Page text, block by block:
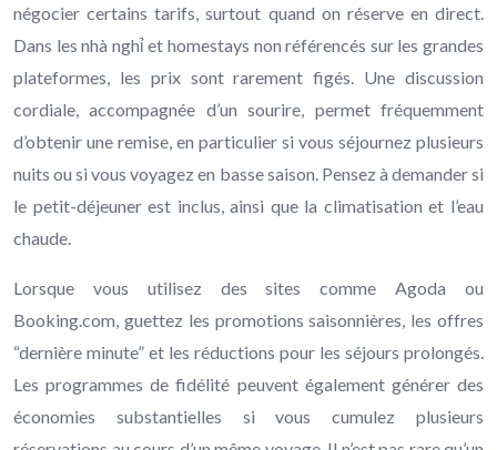
négocier certains tarifs, surtout quand on réserve en direct.
Dans les nhà nghỉ et homestays non référencés sur les grandes
plateformes, les prix sont rarement figés. Une discussion
cordiale, accompagnée d’un sourire, permet fréquemment
d’obtenir une remise, en particulier si vous séjournez plusieurs
nuits ou si vous voyagez en basse saison. Pensez à demander si
le petit-déjeuner est inclus, ainsi que la climatisation et l’eau
chaude.
Lorsque vous utilisez des sites comme Agoda ou
Booking.com, guettez les promotions saisonnières, les offres
“dernière minute” et les réductions pour les séjours prolongés.
Les programmes de fidélité peuvent également générer des
économies substantielles si vous cumulez plusieurs